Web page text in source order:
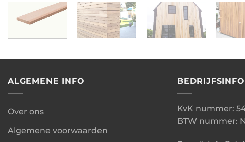
ALGEMENE INFO
Over ons
Algemene voorwaarden
BEDRIJFSINFO
KvK nummer:
BTW nummer: